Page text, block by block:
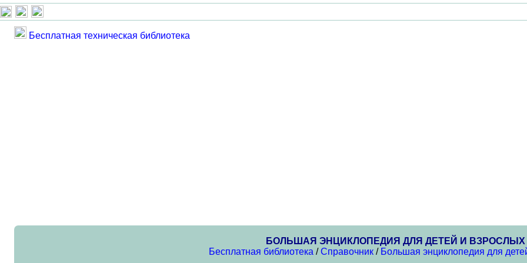
Бесплатная техническая библиотека
БОЛЬШАЯ ЭНЦИКЛОПЕДИЯ ДЛЯ ДЕТЕЙ И ВЗРОСЛЫХ
Бесплатная библиотека /Справочник / Большая энциклопедия для